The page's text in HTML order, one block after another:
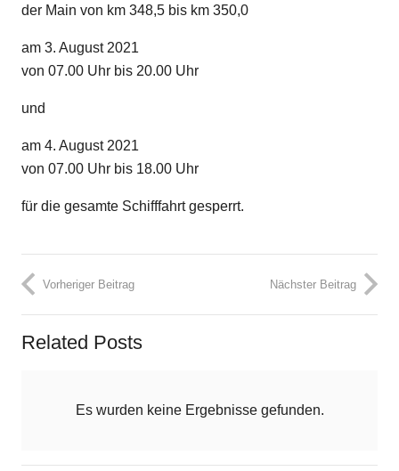
der Main von km 348,5 bis km 350,0
am 3. August 2021
von 07.00 Uhr bis 20.00 Uhr
und
am 4. August 2021
von 07.00 Uhr bis 18.00 Uhr
für die gesamte Schifffahrt gesperrt.
Vorheriger Beitrag Nächster Beitrag
Related Posts
Es wurden keine Ergebnisse gefunden.